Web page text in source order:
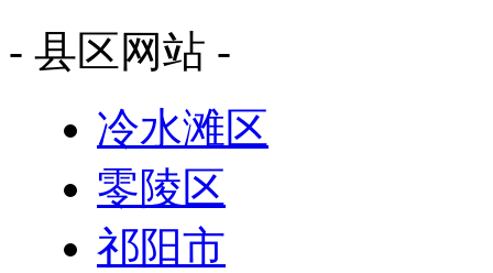
- 县区网站 -
冷水滩区
零陵区
祁阳市